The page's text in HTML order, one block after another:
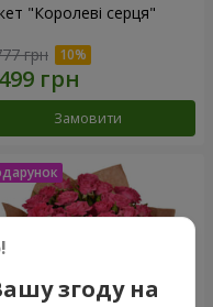
"Королеві серця"
грн
Замовити
згоду на